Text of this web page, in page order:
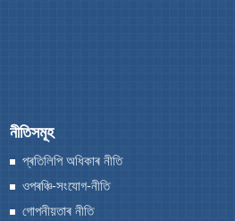
আমি কি কৰো
ইতিহাস
নীতিসমূহ
প্ৰতিলিপি অধিকাৰ নীতি
ওপৰঞ্চি-সংযোগ-নীতি
গোপনীয়তাৰ নীতি